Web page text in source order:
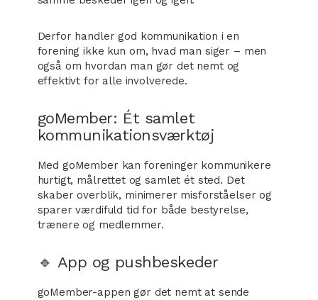
Derfor handler god kommunikation i en
forening ikke kun om, hvad man siger – men
også om hvordan man gør det nemt og
effektivt for alle involverede.
goMember: Ét samlet
kommunikationsværktøj
Med goMember kan foreninger kommunikere
hurtigt, målrettet og samlet ét sted. Det
skaber overblik, minimerer misforståelser og
sparer værdifuld tid for både bestyrelse,
trænere og medlemmer.
🔹 App og pushbeskeder
goMember-appen gør det nemt at sende